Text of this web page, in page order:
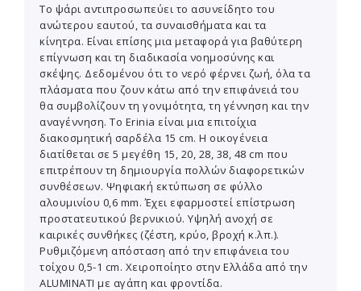
Το ψάρι αντιπροσωπεύει το ασυνείδητο του
ανώτερου εαυτού, τα συναισθήματα και τα
κίνητρα. Είναι επίσης μια μεταφορά για βαθύτερη
επίγνωση και τη διαδικασία νοημοσύνης και
σκέψης. Δεδομένου ότι το νερό φέρνει ζωή, όλα τα
πλάσματα που ζουν κάτω από την επιφάνειά του
θα συμβολίζουν τη γονιμότητα, τη γέννηση και την
αναγέννηση. Το Erinia είναι μια επιτοίχια
διακοσμητική σαρδέλα 15 cm. Η οικογένεια
διατίθεται σε 5 μεγέθη 15, 20, 28, 38, 48 cm που
επιτρέπουν τη δημιουργία πολλών διαφορετικών
συνθέσεων. Ψηφιακή εκτύπωση σε φύλλο
αλουμινίου 0,6 mm. Έχει εφαρμοστεί επίστρωση
προστατευτικού βερνικιού. Υψηλή ανοχή σε
καιρικές συνθήκες (ζέστη, κρύο, βροχή κ.λπ.).
Ρυθμιζόμενη απόσταση από την επιφάνεια του
τοίχου 0,5-1 cm. Χειροποίητο στην Ελλάδα από την
ALUMINATI με αγάπη και φροντίδα.